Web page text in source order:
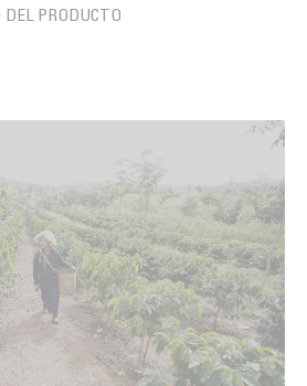
PRODUCTO